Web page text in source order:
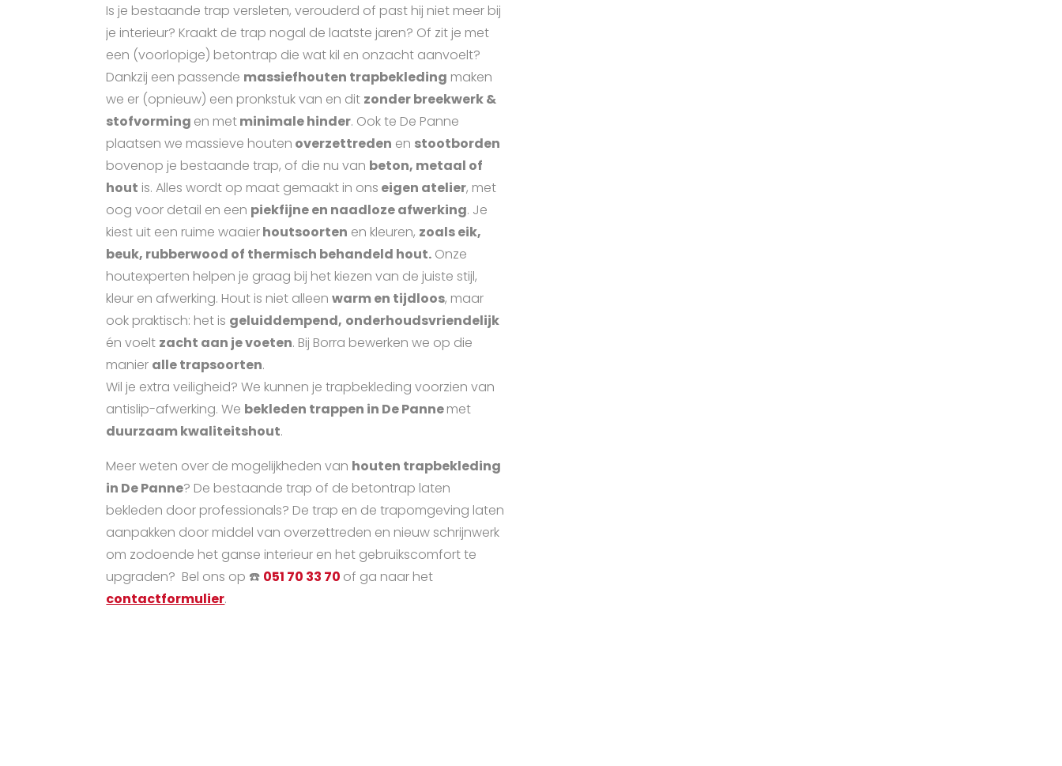
Is je bestaande trap versleten, verouderd of past hij niet meer bij
je interieur? Kraakt de trap nogal de laatste jaren? Of zit je met
een (voorlopige) betontrap die wat kil en onzacht aanvoelt?
Dankzij een passende massiefhouten trapbekleding maken
we er (opnieuw) een pronkstuk van en dit zonder breekwerk &
stofvorming en metminimale hinder. Ook te De Panne
plaatsen we massieve houten overzettreden en stootborden
bovenop je bestaande trap, of die nu van beton, metaal of
hout is. Alles wordt op maat gemaakt in ons eigen atelier, met
oog voor detail en een piekfijne en naadloze afwerking. Je
kiest uit een ruime waaierhoutsoorten en kleuren, zoals eik,
beuk, rubberwood of thermisch behandeld hout. Onze
houtexperten helpen je graag bij het kiezen van de juiste stijl,
kleur en afwerking. Hout is niet alleenwarm en tijdloos, maar
ook praktisch: het is geluiddempend, onderhoudsvriendelijk
én voelt zacht aan je voeten. Bij Borra bewerken we op die
manier alle trapsoorten.
Wil je extra veiligheid? We kunnen je trapbekleding voorzien van
antislip-afwerking. We bekleden trappen in De Pannemet
duurzaam kwaliteitshout.
Meer weten over de mogelijkheden van houten trapbekleding
in De Panne? De bestaande trap of de betontrap laten
bekleden door professionals? De trap en de trapomgeving laten
aanpakken door middel van overzettreden en nieuw schrijnwerk
om zodoende het ganse interieur en het gebruikscomfort te
upgraden? Bel ons op ☎️ 051 70 33 70 of ga naar het
contactformulier.